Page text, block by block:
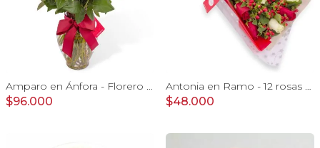
Amparo en Ánfora - Florero 24 rosas ecuatorianas rojo
$96.000
Antonia en Ramo - 12 rosas mix blanco y rojo con hypericum
$48.000